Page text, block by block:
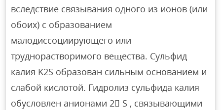
вследствие связывания одного из ионов (или
обоих) с образованием
малодиссоциирующего или
труднорастворимого вещества. Сульфид
калия K2S образован сильным основанием и
слабой кислотой. Гидролиз сульфида калия
обусловлен анионами 2 S , связывающими